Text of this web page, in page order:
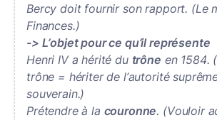
Bercy doit fournir son rapport. (Le
Finances.)
-> L’objet pour ce qu’il représente
Henri IV a hérité du trône en 1584.
trône = hériter de l’autorité
souverain.)
Prétendre à la couronne. (Vouloir